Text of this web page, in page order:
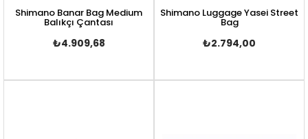
Shimano Banar Bag Medium
Balıkçı Çantası
₺4.909,68
Shimano Luggage Yasei Street
Bag
₺2.794,00